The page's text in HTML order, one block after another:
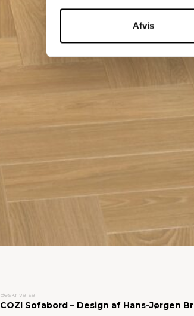
Afvis
Beskrivelse
COZI Sofabord – Design af Hans-Jørgen